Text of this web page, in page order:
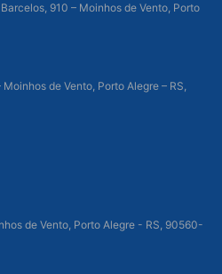
910 – Moinhos de Vento, Porto
de Vento, Porto Alegre – RS,
de Vento, Porto Alegre - RS, 90560-